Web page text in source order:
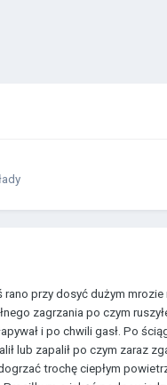
przy dosyć dużym
zagrzania po czym
i po chwili gasł. Po
lub zapalił po czym zaraz
trochę ciepłym